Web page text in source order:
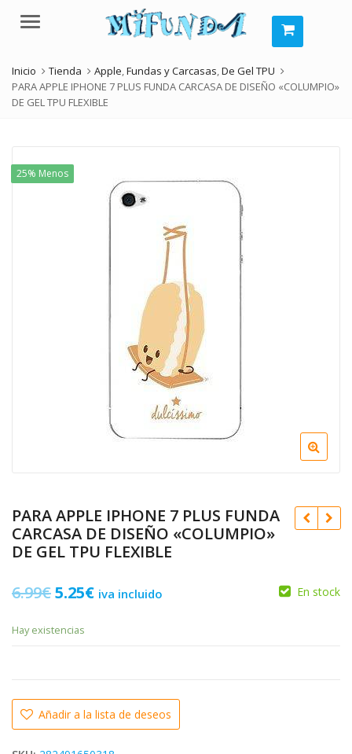
Menú
Inicio Tienda Apple,Fundas y Carcasas,De Gel TPU
PARA APPLE IPHONE 7 PLUS FUNDA CARCASA DE DISEÑO «COLUMPIO»
DE GEL TPU FLEXIBLE
25% Menos
PARA APPLE IPHONE 7 PLUS FUNDA
CARCASA DE DISEÑO «COLUMPIO»
DE GEL TPU FLEXIBLE
6.99€El
5.25€Eliva incluido En stock
Hay existencias
Añadir a la lista de deseos